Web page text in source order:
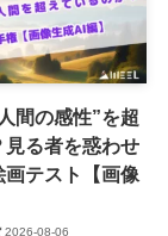
間の感性”を超
見る者を惑わせ
画テスト【画像
2026-08-06